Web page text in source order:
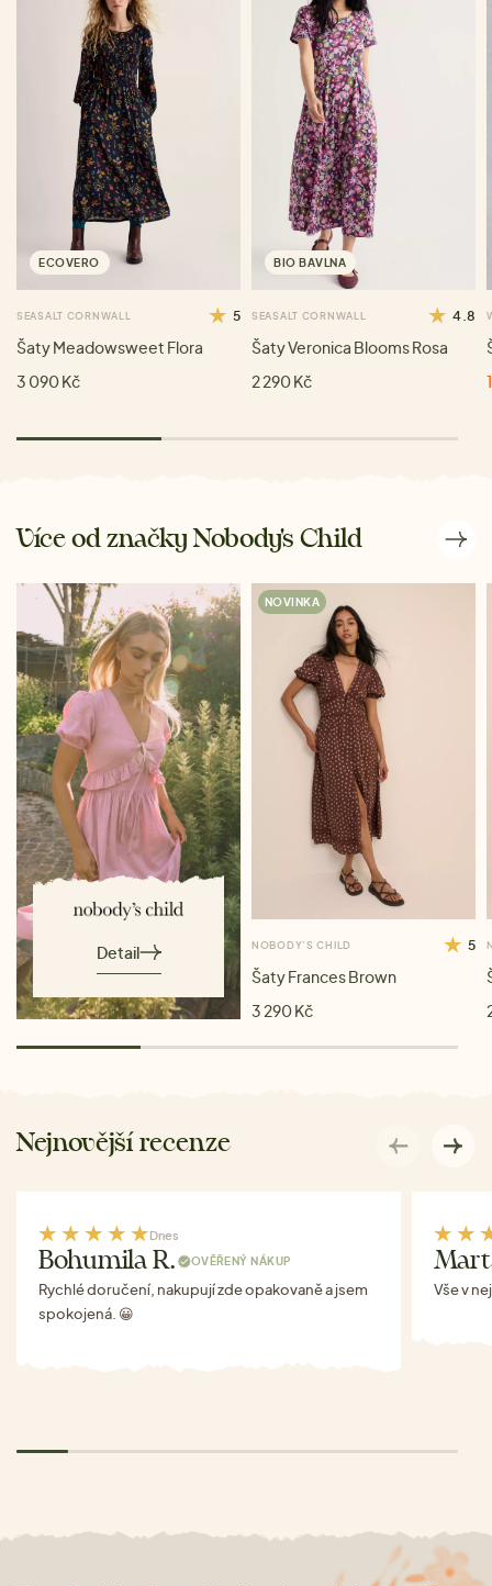
ECOVERO
SEASALT CORNWALL 5
Šaty Meadowsweet Flora
3 090 Kč
BIO BAVLNA
SEASALT CORNWALL 4.8
Šaty Veronica Blooms Rosa
2 290 Kč
Více od značky Nobody's Child
Detail
NOVINKA
NOBODY'S CHILD 5
Šaty Frances Brown
3 290 Kč
Nejnovější recenze
Dnes
Bohumila R. OVĚŘENÝ NÁKUP
Rychlé doručení, nakupují zde opakovaně a jsem
spokojená. 😀
Vše v